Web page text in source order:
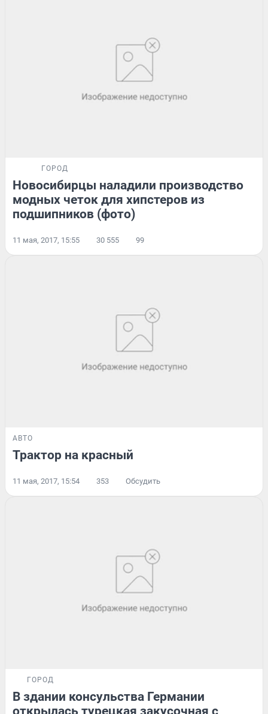
ГОРОД
Новосибирцы наладили производство
модных четок для хипстеров из
подшипников (фото)
11 мая, 2017, 15:55 30 555 99
АВТО
Трактор на красный
11 мая, 2017, 15:54 353 Обсудить
ГОРОД
В здании консульства Германии
открылась турецкая закусочная с